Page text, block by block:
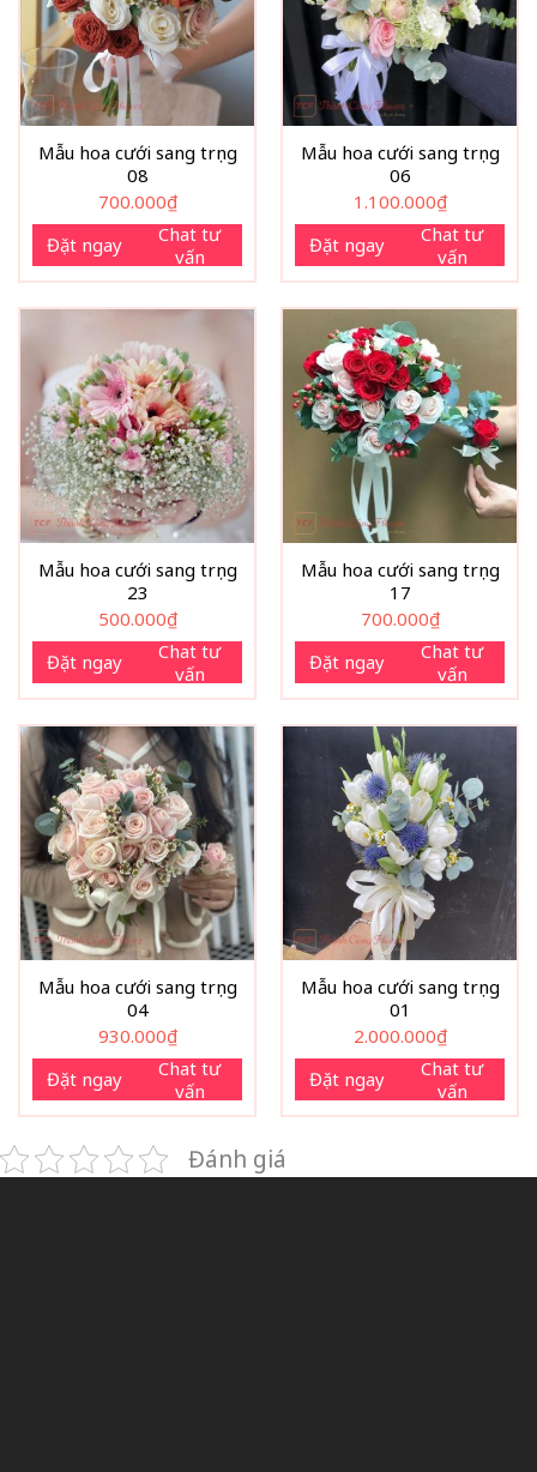
Mẫu hoa cưới sang trọng
08
700.000₫
Đặt ngay
Chat tư
vấn
Mẫu hoa cưới sang trọng
06
1.100.000₫
Đặt ngay
Chat tư
vấn
Mẫu hoa cưới sang trọng
23
500.000₫
Đặt ngay
Chat tư
vấn
Mẫu hoa cưới sang trọng
17
700.000₫
Đặt ngay
Chat tư
vấn
Mẫu hoa cưới sang trọng
04
930.000₫
Đặt ngay
Chat tư
vấn
Mẫu hoa cưới sang trọng
01
2.000.000₫
Đặt ngay
Chat tư
vấn
Đánh giá